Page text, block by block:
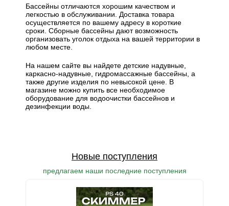
Бассейны отличаются хорошим качеством и
легкостью в обслуживании. Доставка товара
осуществляется по вашему адресу в короткие
сроки. Сборные бассейны дают возможность
организовать уголок отдыха на вашей территории в
любом месте.
На нашем сайте вы найдете детские надувные,
каркасно-надувные, гидромассажные бассейны, а
также другие изделия по невысокой цене. В
магазине можно купить все необходимое
оборудование для водоочистки бассейнов и
дезинфекции воды.
Новые поступления
предлагаем наши последние поступления